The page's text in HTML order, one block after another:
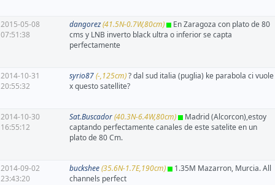
2015-05-08
07:51:38
dangorez(41.5N-0.7W,80cm)
En Zaragoza con plato de 80
cms y LNB inverto black ultra o inferior se capta
perfectamente
2014-10-31
20:55:32
syrio87(-,125cm)? dal sud italia (puglia) ke parabola ci vuole
x questo satellite?
2014-10-30
16:55:12
Sat.Buscador(40.3N-6.4W,80cm)
Madrid (Alcorcon),estoy
captando perfectamente canales de este satelite en un
plato de 80 Cm.
2014-09-02
23:43:20
buckshee(35.6N-1.7E,190cm)
1.35M Mazarron, Murcia. All
channels perfect